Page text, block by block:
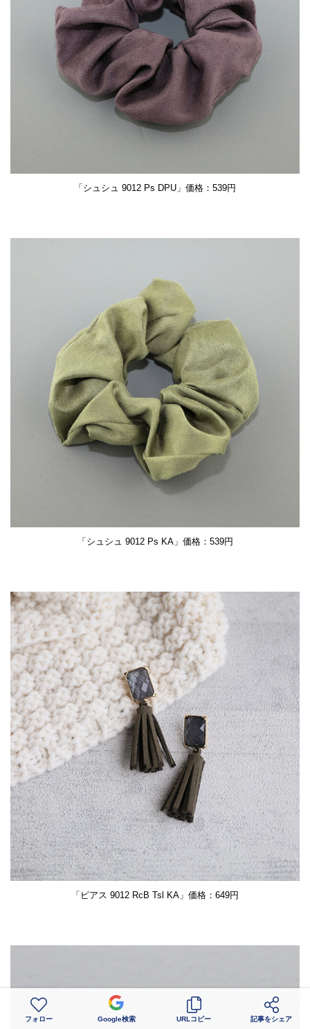
「シュシュ 9012 Ps DPU」価格：539円
「シュシュ 9012 Ps KA」価格：539円
「ピアス 9012 RcB Tsl KA」価格：649円
フォロー Google検索 URLコピー 記事をシェア